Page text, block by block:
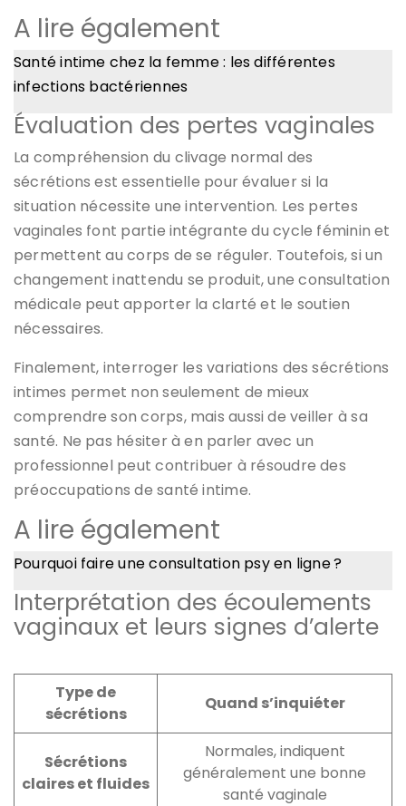
A lire également
Santé intime chez la femme : les différentes
infections bactériennes
Évaluation des pertes vaginales
La compréhension du clivage normal des
sécrétions est essentielle pour évaluer si la
situation nécessite une intervention. Les pertes
vaginales font partie intégrante du cycle féminin et
permettent au corps de se réguler. Toutefois, si un
changement inattendu se produit, une consultation
médicale peut apporter la clarté et le soutien
nécessaires.
Finalement, interroger les variations des sécrétions
intimes permet non seulement de mieux
comprendre son corps, mais aussi de veiller à sa
santé. Ne pas hésiter à en parler avec un
professionnel peut contribuer à résoudre des
préoccupations de santé intime.
A lire également
Pourquoi faire une consultation psy en ligne ?
Interprétation des écoulements
vaginaux et leurs signes d’alerte
Type de
sécrétions
Quand s’inquiéter
Sécrétions
claires et fluides
Normales, indiquent
généralement une bonne
santé vaginale